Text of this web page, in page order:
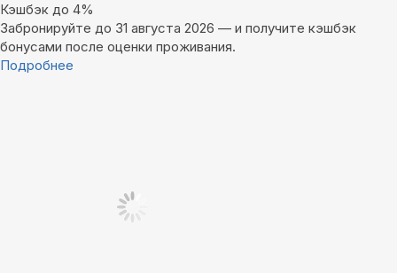
Кэшбэк до 4%
Забронируйте до 31 августа 2026 — и получите кэшбэк
бонусами после оценки проживания.
Подробнее